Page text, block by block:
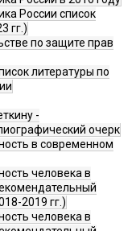
России список
гг.)
по защите прав
литературы по
-
очерк
в современном
человека в
2019 гг.)
человека в